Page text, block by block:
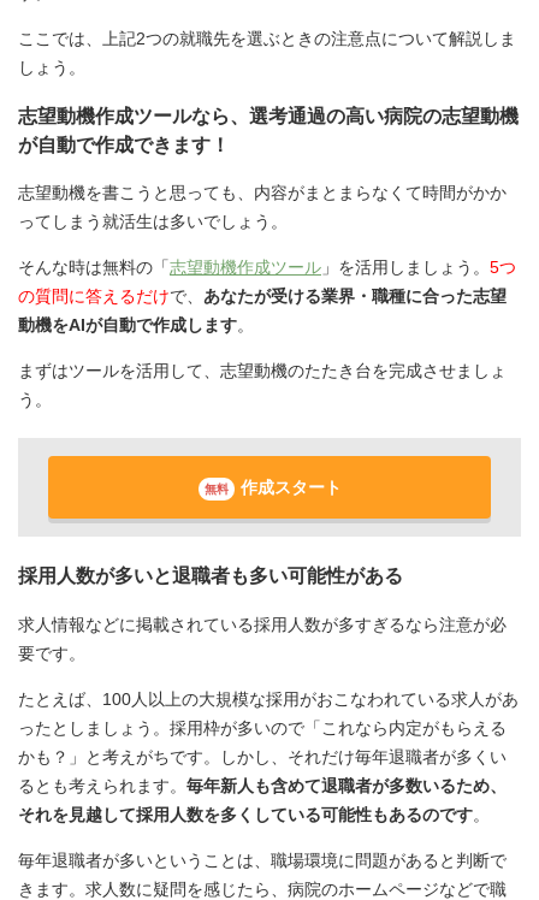
ここでは、上記2つの就職先を選ぶときの注意点について解説しま
しょう。
志望動機作成ツールなら、選考通過の高い病院の志望動機
が自動で作成できます！
志望動機を書こうと思っても、内容がまとまらなくて時間がかか
ってしまう就活生は多いでしょう。
そんな時は無料の「志望動機作成ツール 」を活用しましょう。 5つ
の質問に答えるだけで、 あなたが受ける業界・職種に合った志望
動機をAIが自動で作成します。
まずはツールを活用して、志望動機のたたき台を完成させましょ
う。
無料 作成スタート
採用人数が多いと退職者も多い可能性がある
求人情報などに掲載されている採用人数が多すぎるなら注意が必
要です。
たとえば、100人以上の大規模な採用がおこなわれている求人があ
ったとしましょう。採用枠が多いので「これなら内定がもらえる
かも？」と考えがちです。しかし、それだけ毎年退職者が多くい
るとも考えられます。 毎年新人も含めて退職者が多数いるため、
それを見越して採用人数を多くしている可能性もあるのです。
毎年退職者が多いということは、職場環境に問題があると判断で
きます。求人数に疑問を感じたら、病院のホームページなどで職